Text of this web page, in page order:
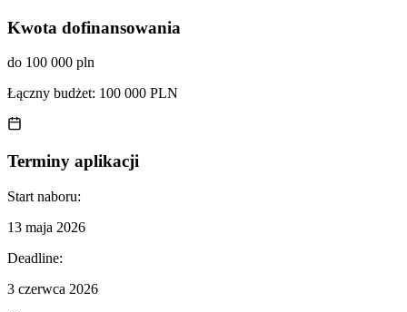
Kwota dofinansowania
do 100 000 pln
Łączny budżet: 100 000 PLN
Terminy aplikacji
Start naboru:
13 maja 2026
Deadline:
3 czerwca 2026